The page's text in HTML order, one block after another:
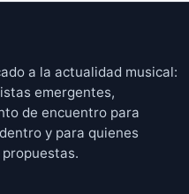
a la actualidad musical:
emergentes,
de encuentro para
y para quienes